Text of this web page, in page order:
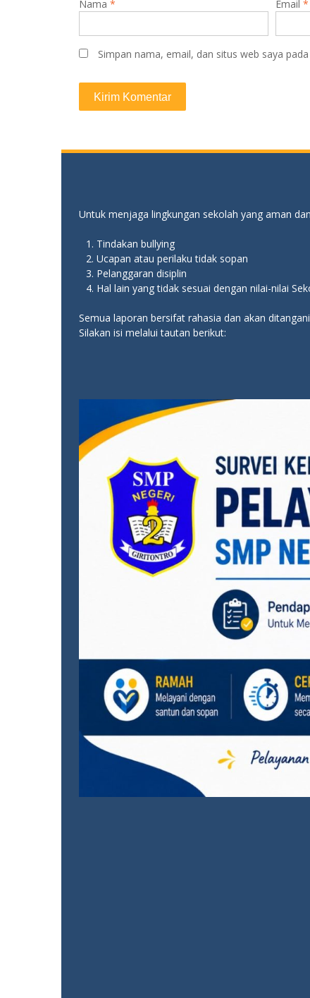
Nama * Email*
Simpan nama, email, dan situs web saya
Untuk menjaga lingkungan sekolah yang aman
Tindakan bullying
Ucapan atau perilaku tidak sopan
Pelanggaran disiplin
Hal lain yang tidak sesuai dengan nilai-nilai
Semua laporan bersifat rahasia dan akan
Silakan isi melalui tautan berikut: